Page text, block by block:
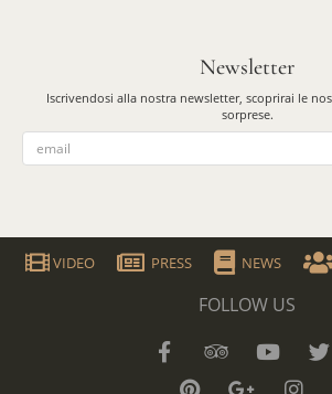
Newsletter
Iscrivendosi alla nostra newsletter, scoprirai le
sorprese.
VIDEO PRESS NEWS
FOLLOW US